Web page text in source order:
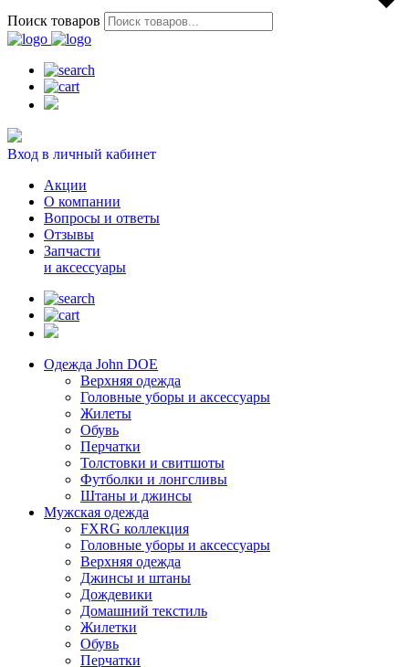
Поиск товаров
Вход в личный кабинет
Акции
О компании
Вопросы и ответы
Отзывы
Запчасти
и аксессуары
Одежда John DOE
Верхняя одежда
Головные уборы и аксессуары
Жилеты
Обувь
Перчатки
Толстовки и свитшоты
Футболки и лонгсливы
Штаны и джинсы
Мужская одежда
FXRG коллекция
Головные уборы и аксессуары
Верхняя одежда
Джинсы и штаны
Дождевики
Домашний текстиль
Жилетки
Обувь
Перчатки